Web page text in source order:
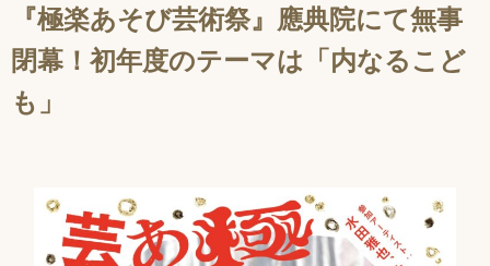
『極楽あそび芸術祭』應典院にて無事
閉幕！初年度のテーマは「内なるこど
も」